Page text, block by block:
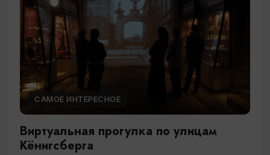
САМОЕ ИНТЕРЕСНОЕ
Виртуальная прогулка по улицам
Кёнигсберга